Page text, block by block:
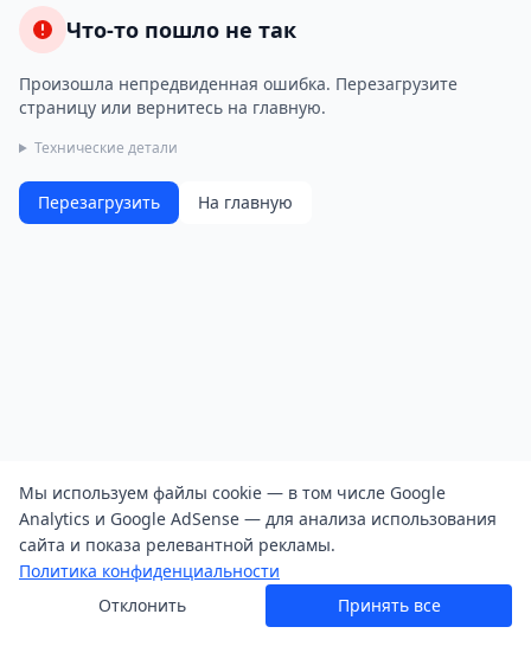
Что-то пошло не так
Произошла непредвиденная ошибка. Перезагрузите
страницу или вернитесь на главную.
Технические детали
Перезагрузить На главную
Мы используем файлы cookie — в том числе Google
Analytics и Google AdSense — для анализа использования
сайта и показа релевантной рекламы.
Политика конфиденциальности
Отклонить
Принять все